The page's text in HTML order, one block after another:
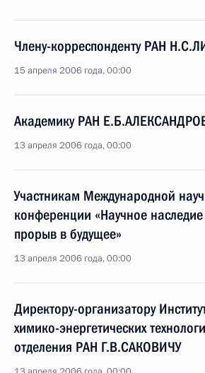
Члену-корреспонденту РАН
15 апреля 2006 года, 00:00
Академику РАН
13 апреля 2006 года, 00:00
Участникам Международной
конференции «Научное
прорыв в будущее»
13 апреля 2006 года, 00:00
Директору-организатору
химико-энергетических
отделения РАН Г.В.САКОВИЧУ